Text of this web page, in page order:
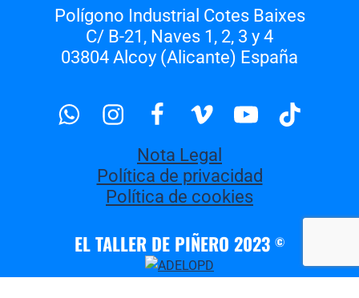
Polígono Industrial Cotes Baixes
C/ B-21, Naves 1, 2, 3 y 4
03804 Alcoy (Alicante) España
Whatsapp
Instagram
Facebook
VimeoYoutube
Tiktok
Nota Legal
Política de privacidad
Política de cookies
EL TALLER DE PIÑERO 2023 ©